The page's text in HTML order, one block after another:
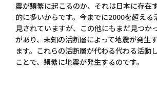
震が頻繁に起こるのか、それは日本に存在
的に多いからです。今までに2000を超える
見されていますが、この他にもまだ見つか
があり、未知の活断層によって地震が発生
ます。これらの活断層が代わる代わる活動
ことで、頻繁に地震が発生するのです。